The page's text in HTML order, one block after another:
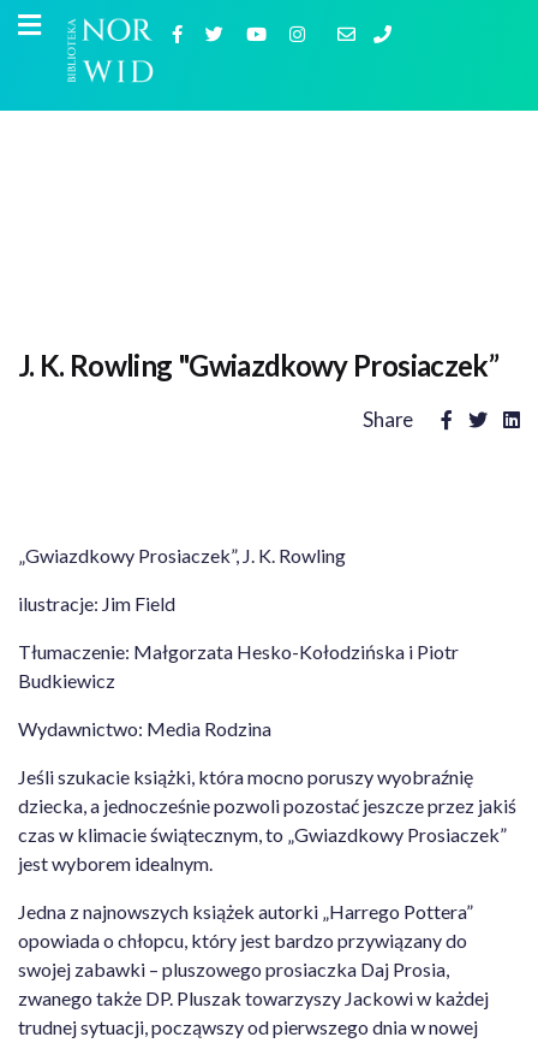
J. K. Rowling "Gwiazdkowy Prosiaczek”
Share
„Gwiazdkowy Prosiaczek”, J. K. Rowling
ilustracje: Jim Field
Tłumaczenie: Małgorzata Hesko-Kołodzińska i Piotr
Budkiewicz
Wydawnictwo: Media Rodzina
Jeśli szukacie książki, która mocno poruszy wyobraźnię
dziecka, a jednocześnie pozwoli pozostać jeszcze przez jakiś
czas w klimacie świątecznym, to „Gwiazdkowy Prosiaczek”
jest wyborem idealnym.
Jedna z najnowszych książek autorki „Harrego Pottera”
opowiada o chłopcu, który jest bardzo przywiązany do
swojej zabawki – pluszowego prosiaczka Daj Prosia,
zwanego także DP. Pluszak towarzyszy Jackowi w każdej
trudnej sytuacji, począwszy od pierwszego dnia w nowej